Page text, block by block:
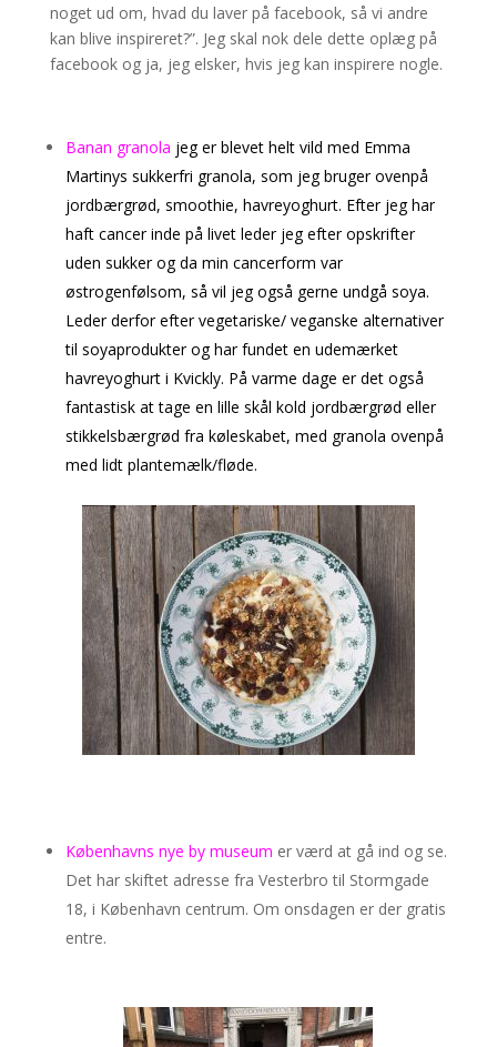
noget ud om, hvad du laver på facebook, så vi andre
kan blive inspireret?”. Jeg skal nok dele dette oplæg på
facebook og ja, jeg elsker, hvis jeg kan inspirere nogle.
Banan granola jeg er blevet helt vild med Emma
Martinys sukkerfri granola, som jeg bruger ovenpå
jordbærgrød, smoothie, havreyoghurt. Efter jeg har
haft cancer inde på livet leder jeg efter opskrifter
uden sukker og da min cancerform var
østrogenfølsom, så vil jeg også gerne undgå soya.
Leder derfor efter vegetariske/ veganske alternativer
til soyaprodukter og har fundet en udemærket
havreyoghurt i Kvickly. På varme dage er det også
fantastisk at tage en lille skål kold jordbærgrød eller
stikkelsbærgrød fra køleskabet, med granola ovenpå
med lidt plantemælk/fløde.
Københavns nye by museum er værd at gå ind og se.
Det har skiftet adresse fra Vesterbro til Stormgade
18, i København centrum. Om onsdagen er der gratis
entre.